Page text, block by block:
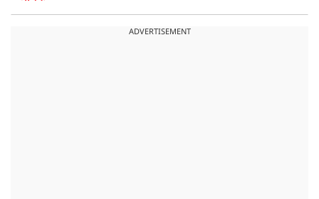
ADVERTISEMENT